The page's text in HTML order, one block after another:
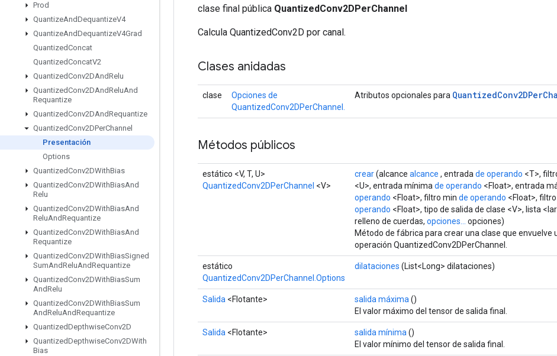
Prod
QuantizeAndDequantizeV4
QuantizeAndDequantizeV4Grad
QuantizedConcat
QuantizedConcatV2
QuantizedConv2DAndRelu
QuantizedConv2DAndReluAnd
Requantize
QuantizedConv2DAndRequantize
QuantizedConv2DPerChannel
Presentación
Options
QuantizedConv2DWithBias
QuantizedConv2DWithBiasAnd
Relu
QuantizedConv2DWithBiasAnd
ReluAndRequantize
QuantizedConv2DWithBiasAnd
Requantize
QuantizedConv2DWithBiasSigned
SumAndReluAndRequantize
QuantizedConv2DWithBiasSum
AndRelu
QuantizedConv2DWithBiasSum
AndReluAndRequantize
QuantizedDepthwiseConv2D
QuantizedDepthwiseConv2DWith
Bias
clase final pública QuantizedConv2DPerChannel
Calcula QuantizedConv2D por canal.
Clases anidadas
clase
Opciones de
QuantizedConv2DPerChannel.
Atributos opcionales para QuantizedConv2DPer
Métodos públicos
estático <V, T, U>
QuantizedConv2DPerChannel <V>
crear(alcance alcance , entrada de operando <T>,
<U>, entrada mínima de operando <Float>, entrada
operando <Float>, filtro min de operando <Float>,
operando <Float>, tipo de salida de clase <V>, lista
relleno de cuerdas, opciones...
opciones)
Método de fábrica para crear una clase que envuelve
operación QuantizedConv2DPerChannel.
estático
QuantizedConv2DPerChannel.Options
dilataciones (List<Long> dilataciones)
Salida <Flotante> salida máxima ()
El valor máximo del tensor de salida final.
Salida <Flotante> salida mínima ()
El valor mínimo del tensor de salida final.